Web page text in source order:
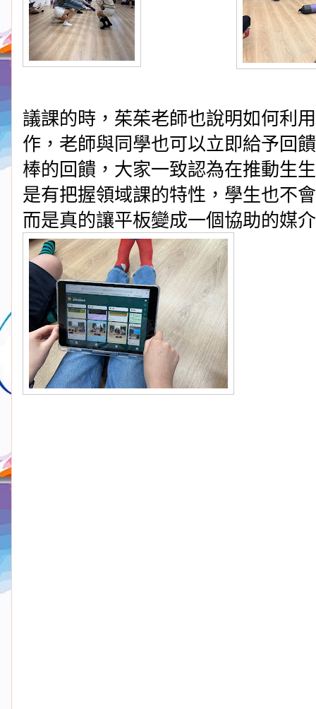
議課的時，茱茱老師也說明如何利
作，老師與同學也可以立即給予回
棒的回饋，大家一致認為在推動生
是有把握領域課的特性，學生也不
而是真的讓平板變成一個協助的媒